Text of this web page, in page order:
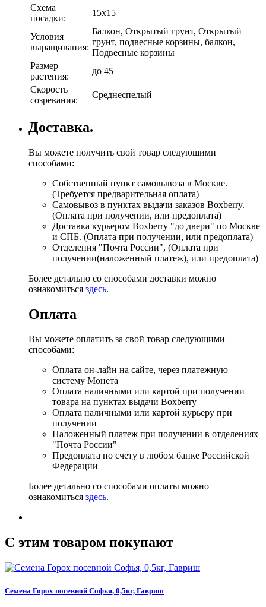
Схема
посадки:
15х15
Условия
выращивания:
Балкон, Открытый грунт, Открытый
грунт, подвесные корзины, балкон,
Подвесные корзины
Размер
растения:
до 45
Скорость
созревания:
Среднеспелый
Доставка.
Вы можете получить свой товар следующими
способами:
Собственный пункт самовывоза в Москве.
(Требуется предварительная оплата)
Самовывоз в пунктах выдачи заказов Boxberry.
(Оплата при получении, или предоплата)
Доставка курьером Boxberry "до двери" по Москве
и СПБ. (Оплата при получении, или предоплата)
Отделения "Почта России", (Оплата при
получении(наложенный платеж), или предоплата)
Более детально со способами доставки можно
ознакомиться здесь.
Оплата
Вы можете оплатить за свой товар следующими
способами:
Оплата он-лайн на сайте, через платежную
систему Монета
Оплата наличными или картой при получении
товара на пунктах выдачи Boxberry
Оплата наличными или картой курьеру при
получении
Наложенный платеж при получении в отделениях
"Почта России"
Предоплата по счету в любом банке Российской
Федерации
Более детально со способами оплаты можно
ознакомиться здесь.
C этим товаром покупают
Семена Горох посевной Софья, 0,5кг, Гавриш